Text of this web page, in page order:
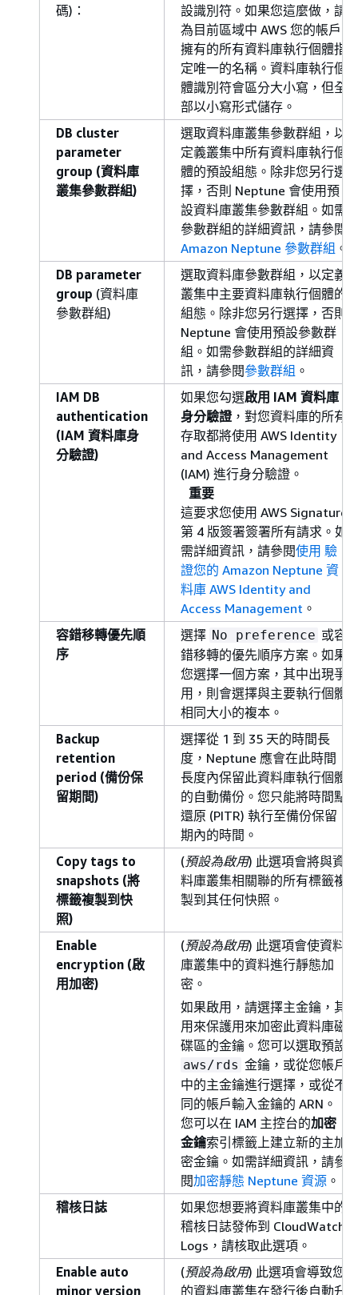
碼)：
設識別符。如果您這麼做，請
為目前區域中 AWS 您的帳戶
擁有的所有資料庫執行個體指
定唯一的名稱。資料庫執行個
體識別符會區分大小寫，但全
部以小寫形式儲存。
DB cluster
parameter
group (資料庫
叢集參數群組)
選取資料庫叢集參數群組，以
定義叢集中所有資料庫執行個
體的預設組態。除非您另行選
擇，否則 Neptune 會使用預
設資料庫叢集參數群組。如需
參數群組的詳細資訊，請參閱
Amazon Neptune 參數群組 。
DB parameter
group (資料庫
參數群組)
選取資料庫參數群組，以定義
叢集中主要資料庫執行個體的
組態。除非您另行選擇，否則
Neptune 會使用預設參數群
組。如需參數群組的詳細資
訊，請參閱參數群組 。
IAM DB
authentication
(IAM 資料庫身
分驗證)
如果您勾選啟用 IAM 資料庫
身分驗證 ，對您資料庫的所有
存取都將使用 AWS Identity
and Access Management
(IAM) 進行身分驗證。
重要
這要求您使用 AWS Signature
第 4 版簽署簽署所有請求。如
需詳細資訊，請參閱使用 驗
證您的 Amazon Neptune 資
料庫 AWS Identity and
Access Management 。
容錯移轉優先順
序
選擇 No preference 或容
錯移轉的優先順序方案。如果
您選擇一個方案，其中出現爭
用，則會選擇與主要執行個體
相同大小的複本。
Backup
retention
period (備份保
留期間)
選擇從 1 到 35 天的時間長
度，Neptune 應會在此時間
長度內保留此資料庫執行個體
的自動備份。您只能將時間點
還原 (PITR) 執行至備份保留
期內的時間。
Copy tags to
snapshots (將
標籤複製到快
照)
(預設為啟用) 此選項會將與資
料庫叢集相關聯的所有標籤複
製到其任何快照。
Enable
encryption (啟
用加密)
(預設為啟用) 此選項會使資料
庫叢集中的資料進行靜態加
密。
如果啟用，請選擇主金鑰，其
用來保護用來加密此資料庫磁
碟區的金鑰。您可以選取預設
aws/rds 金鑰，或從您帳戶
中的主金鑰進行選擇，或從不
同的帳戶輸入金鑰的 ARN。
您可以在 IAM 主控台的加密
金鑰索引標籤上建立新的主加
密金鑰。如需詳細資訊，請參
閱加密靜態 Neptune 資源 。
稽核日誌
如果您想要將資料庫叢集中的
稽核日誌發佈到 CloudWatch
Logs，請核取此選項。
Enable auto
minor version
(預設為啟用) 此選項會導致您
的資料庫叢集在發行後自動升